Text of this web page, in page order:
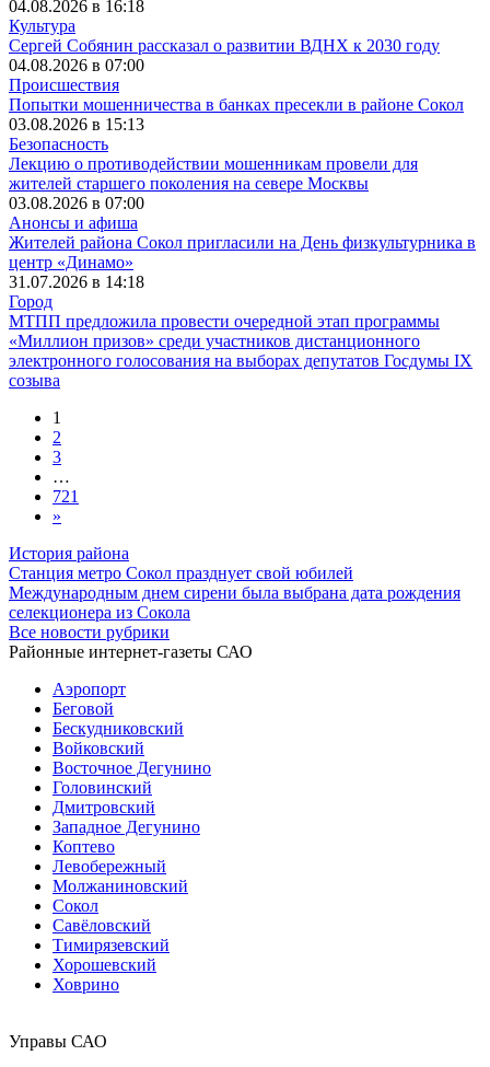
04.08.2026 в 16:18
Культура
Сергей Собянин рассказал о развитии ВДНХ к 2030 году
04.08.2026 в 07:00
Происшествия
Попытки мошенничества в банках пресекли в районе Сокол
03.08.2026 в 15:13
Безопасность
Лекцию о противодействии мошенникам провели для
жителей старшего поколения на севере Москвы
03.08.2026 в 07:00
Анонсы и афиша
Жителей района Сокол пригласили на День физкультурника в
центр «Динамо»
31.07.2026 в 14:18
Город
МТПП предложила провести очередной этап программы
«Миллион призов» среди участников дистанционного
электронного голосования на выборах депутатов Госдумы IX
созыва
1
2
3
…
721
»
История района
Станция метро Сокол празднует свой юбилей
Международным днем сирени была выбрана дата рождения
селекционера из Сокола
Все новости рубрики
Районные интернет-газеты САО
Аэропорт
Беговой
Бескудниковский
Войковский
Восточное Дегунино
Головинский
Дмитровский
Западное Дегунино
Коптево
Левобережный
Молжаниновский
Сокол
Савёловский
Тимирязевский
Хорошевский
Ховрино
Управы САО